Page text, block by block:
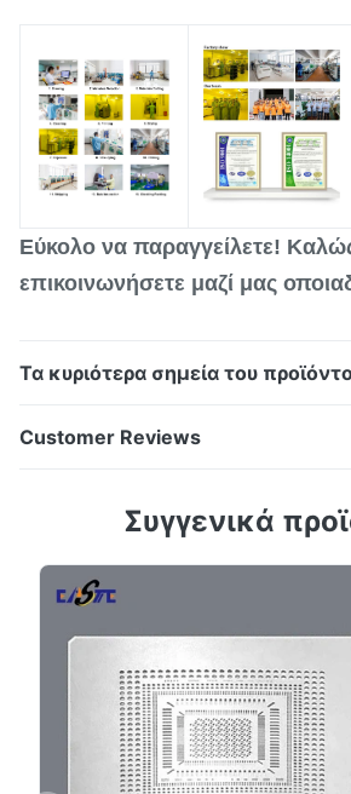
Εύκολο να παραγγείλετε!
επικοινωνήσετε μαζί μας
Τα κυριότερα σημεία του
κωδικοποιητών Επισκόπηση
υψηλής ακρίβειας χημικά
τεχνολογία χαρακτικής με
Customer Reviews
Based on 50 reviews recently
Συγγενικά